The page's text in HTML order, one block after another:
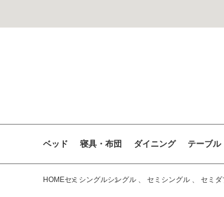
ベッド 寝具・布団 ダイニング テーブル
HOMEセミシングルシングル 、 セミシングル 、 セミダ